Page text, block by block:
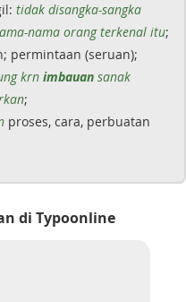
tidak disangka-sangka
nama orang terkenal itu;
permintaan (seruan);
krn imbauan sanak
;
proses, cara, perbuatan
di Typoonline